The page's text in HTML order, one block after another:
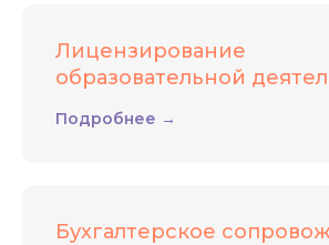
Лицензирование
образовательной
Подробнее →
Бухгалтерское